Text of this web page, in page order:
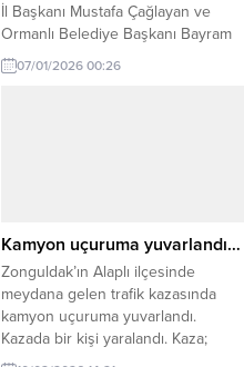
İl Başkanı Mustafa Çağlayan ve
Ormanlı Belediye Başkanı Bayram
Başol, Ulaştırma ve Altyapı Bakanı
Abdulkadir Uraloğlu’nu makamında
07/01/2026 00:26
Kamyon uçuruma yuvarlandı…
Zonguldak’ın Alaplı ilçesinde
meydana gelen trafik kazasında
kamyon uçuruma yuvarlandı.
Kazada bir kişi yaralandı. Kaza;
akşam saatleri üzerinde Alaplı-